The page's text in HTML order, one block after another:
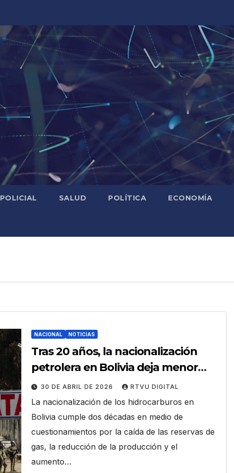
POLICIAL SALUD POLÍTICA ECONOMÍA
NACIONAL NOTICIAS
Tras 20 años, la nacionalización
petrolera en Bolivia deja menor
producción de gas y mayor
dependencia energética
30 DE ABRIL DE 2026 RTVU DIGITAL
La nacionalización de los hidrocarburos en
Bolivia cumple dos décadas en medio de
cuestionamientos por la caída de las reservas de
gas, la reducción de la producción y el
aumento…